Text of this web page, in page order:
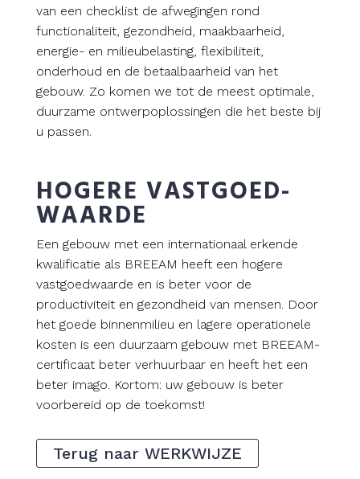
van een checklist de afwegingen rond
functionaliteit, gezondheid, maakbaarheid,
energie- en milieubelasting, flexibiliteit,
onderhoud en de betaalbaarheid van het
gebouw. Zo komen we tot de meest optimale,
duurzame ontwerpoplossingen die het beste bij
u passen.
HOGERE VASTGOED­
WAARDE
Een gebouw met een internationaal erkende
kwalificatie als BREEAM heeft een hogere
vastgoedwaarde en is beter voor de
productiviteit en gezondheid van mensen. Door
het goede binnenmilieu en lagere operationele
kosten is een duurzaam gebouw met BREEAM-
certificaat beter verhuurbaar en heeft het een
beter imago. Kortom: uw gebouw is beter
voorbereid op de toekomst!
Terug naar WERKWIJZE